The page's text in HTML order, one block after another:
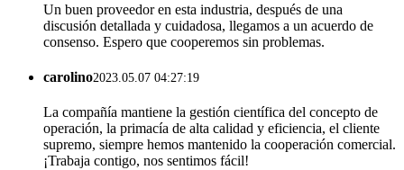
Un buen proveedor en esta industria, después de una
discusión detallada y cuidadosa, llegamos a un acuerdo de
consenso. Espero que cooperemos sin problemas.
carolino2023.05.07 04:27:19
La compañía mantiene la gestión científica del concepto de
operación, la primacía de alta calidad y eficiencia, el cliente
supremo, siempre hemos mantenido la cooperación comercial.
¡Trabaja contigo, nos sentimos fácil!